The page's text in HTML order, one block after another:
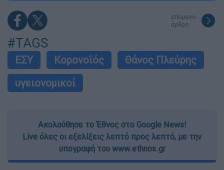
επόμενο
άρθρο
#TAGS
ΕΣΥ Κορονοϊός
Θάνος Πλεύρης
υγειονομικοί
Ακολούθησε το Έθνος στο Google News!
Live όλες οι εξελίξεις λεπτό προς λεπτό, με την
υπογραφή του www.ethnos.gr